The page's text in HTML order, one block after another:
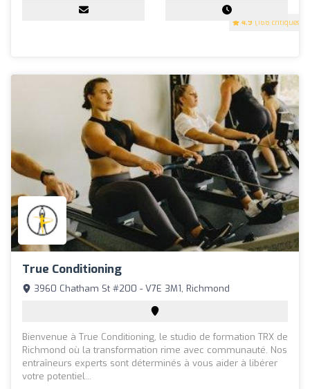
4.9 (168 critiques)
True Conditioning
3960 Chatham St #200 - V7E 3M1, Richmond
Bienvenue à True Conditioning, le studio de formation TRX de
Richmond où la transformation rime avec communauté. Nos
entraîneurs experts sont déterminés à vous aider à libérer
votre potentiel...